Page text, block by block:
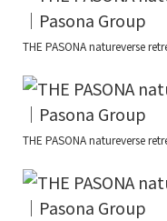
THE PASONA natureverse
THE PASONA natureverse